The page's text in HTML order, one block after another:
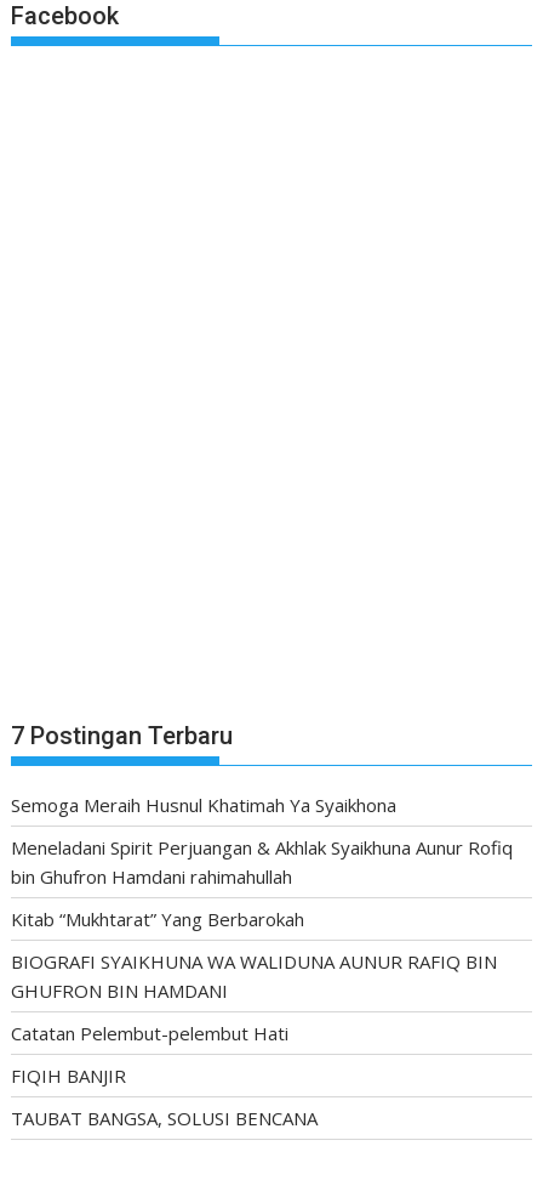
Facebook
7 Postingan Terbaru
Semoga Meraih Husnul Khatimah Ya Syaikhona
Meneladani Spirit Perjuangan & Akhlak Syaikhuna Aunur Rofiq
bin Ghufron Hamdani rahimahullah
Kitab “Mukhtarat” Yang Berbarokah
BIOGRAFI SYAIKHUNA WA WALIDUNA AUNUR RAFIQ BIN
GHUFRON BIN HAMDANI
Catatan Pelembut-pelembut Hati
FIQIH BANJIR
TAUBAT BANGSA, SOLUSI BENCANA